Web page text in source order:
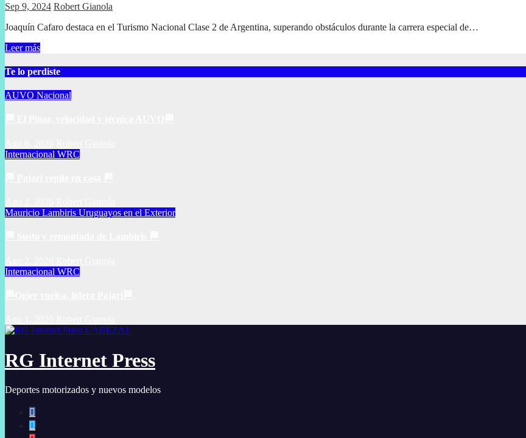
Sep 9, 2024 Robert Gianola
Joaquín Cafaro destaca en el Turismo Nacional Clase 2 de Argentina, superando obstáculos durante la carrera especial de…
Leer más
Te lo perdiste
AUVO Nacional
Internacional WRC
Mauricio Lambiris Uruguayos en el Exterior
Internacional WRC
RG Internet Press
Deportes motorizados y nuevos modelos